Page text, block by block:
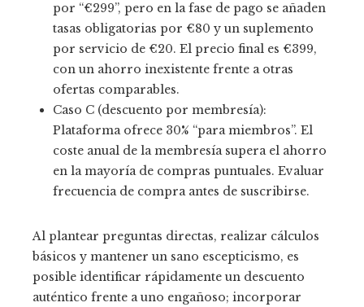
por “€299”, pero en la fase de pago se añaden
tasas obligatorias por €80 y un suplemento
por servicio de €20. El precio final es €399,
con un ahorro inexistente frente a otras
ofertas comparables.
Caso C (descuento por membresía):
Plataforma ofrece 30% “para miembros”. El
coste anual de la membresía supera el ahorro
en la mayoría de compras puntuales. Evaluar
frecuencia de compra antes de suscribirse.
Al plantear preguntas directas, realizar cálculos
básicos y mantener un sano escepticismo, es
posible identificar rápidamente un descuento
auténtico frente a uno engañoso; incorporar